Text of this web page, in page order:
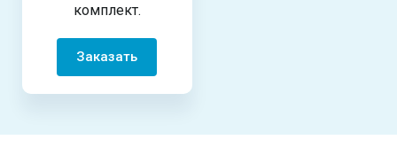
комплект.
Заказать